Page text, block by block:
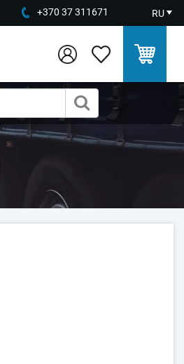
+370 37 311671 RU